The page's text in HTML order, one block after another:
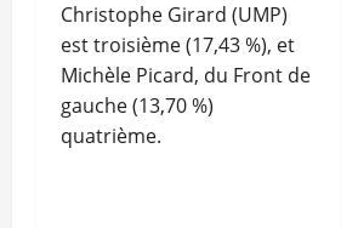
Christophe Girard (UMP)
est troisième (17,43 %), et
Michèle Picard, du Front de
gauche (13,70 %)
quatrième.